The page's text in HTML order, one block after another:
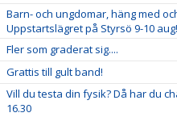
Barn- och ungdomar, häng med
Uppstartslägret på Styrsö 9-10 aug!
Fler som graderat sig....
Grattis till gult band!
Vill du testa din fysik? Då har du
16.30